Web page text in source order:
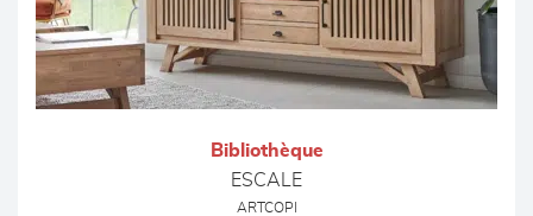
Bibliothèque
ESCALE
ARTCOPI